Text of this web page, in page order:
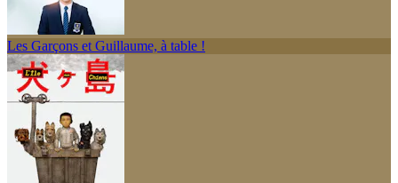
Les Garçons et Guillaume, à table !